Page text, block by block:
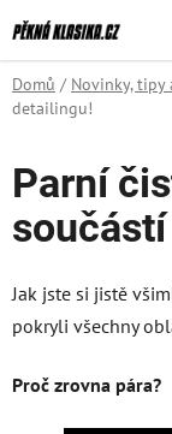
na
obsah
Domů / Novinky, tipy
detailingu!
Parní
Jak jste si jistě
pokryli všechny
Proč zrovna pára?